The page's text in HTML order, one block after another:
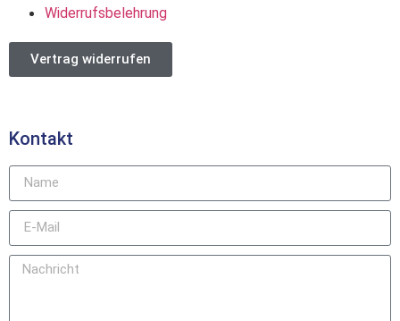
Widerrufsbelehrung
Vertrag widerrufen
Kontakt